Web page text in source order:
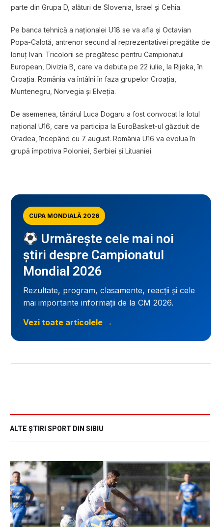
parte din Grupa D, alături de Slovenia, Israel și Cehia.
Pe banca tehnică a naționalei U18 se va afla și Octavian
Popa-Calotă, antrenor secund al reprezentativei pregătite de
Ionuț Ivan. Tricolorii se pregătesc pentru Campionatul
European, Divizia B, care va debuta pe 22 iulie, la Rijeka, în
Croația. România va întâlni în faza grupelor Croația,
Muntenegru, Norvegia și Elveția.
De asemenea, tânărul Luca Dogaru a fost convocat la lotul
național U16, care va participa la EuroBasket-ul găzduit de
Oradea, începând cu 7 august. România U16 va evolua în
grupă împotriva Poloniei, Serbiei și Lituaniei.
CUPA MONDIALĂ 2026
Urmărește cele mai noi
știri despre Campionatul
Mondial 2026
Rezultate, program, clasamente, reacții și cele
mai importante informații de la CM 2026.
Vezi toate articolele →
ALTE ȘTIRI SPORT DIN SIBIU